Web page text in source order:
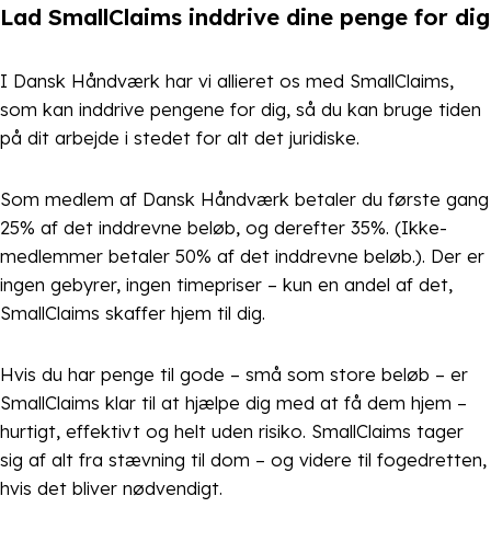
Lad SmallClaims inddrive dine penge for dig
I Dansk Håndværk har vi allieret os med SmallClaims,
som kan inddrive pengene for dig, så du kan bruge tiden
på dit arbejde i stedet for alt det juridiske.
Som medlem af Dansk Håndværk betaler du første gang
25% af det inddrevne beløb, og derefter 35%. (Ikke-
medlemmer betaler 50% af det inddrevne beløb.). Der er
ingen gebyrer, ingen timepriser – kun en andel af det,
SmallClaims skaffer hjem til dig.
Hvis du har penge til gode – små som store beløb – er
SmallClaims klar til at hjælpe dig med at få dem hjem –
hurtigt, effektivt og helt uden risiko. SmallClaims tager
sig af alt fra stævning til dom – og videre til fogedretten,
hvis det bliver nødvendigt.